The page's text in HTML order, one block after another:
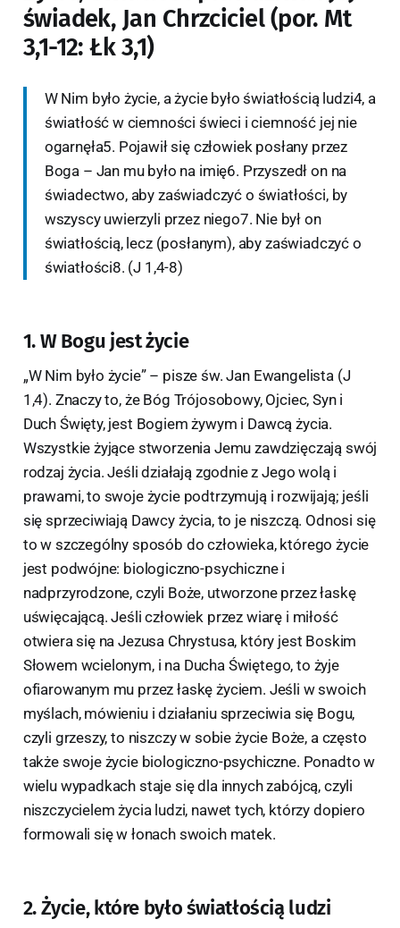
świadek, Jan Chrzciciel (por. Mt
3,1-12: Łk 3,1)
W Nim było życie, a życie było światłością ludzi4, a
światłość w ciemności świeci i ciemność jej nie
ogarnęła5. Pojawił się człowiek posłany przez
Boga – Jan mu było na imię6. Przyszedł on na
świadectwo, aby zaświadczyć o światłości, by
wszyscy uwierzyli przez niego7. Nie był on
światłością, lecz (posłanym), aby zaświadczyć o
światłości8. (J 1,4-8)
1. W Bogu jest życie
„W Nim było życie” – pisze św. Jan Ewangelista (J
1,4). Znaczy to, że Bóg Trójosobowy, Ojciec, Syn i
Duch Święty, jest Bogiem żywym i Dawcą życia.
Wszystkie żyjące stworzenia Jemu zawdzięczają swój
rodzaj życia. Jeśli działają zgodnie z Jego wolą i
prawami, to swoje życie podtrzymują i rozwijają; jeśli
się sprzeciwiają Dawcy życia, to je niszczą. Odnosi się
to w szczególny sposób do człowieka, którego życie
jest podwójne: biologiczno-psychiczne i
nadprzyrodzone, czyli Boże, utworzone przez łaskę
uświęcającą. Jeśli człowiek przez wiarę i miłość
otwiera się na Jezusa Chrystusa, który jest Boskim
Słowem wcielonym, i na Ducha Świętego, to żyje
ofiarowanym mu przez łaskę życiem. Jeśli w swoich
myślach, mówieniu i działaniu sprzeciwia się Bogu,
czyli grzeszy, to niszczy w sobie życie Boże, a często
także swoje życie biologiczno-psychiczne. Ponadto w
wielu wypadkach staje się dla innych zabójcą, czyli
niszczycielem życia ludzi, nawet tych, którzy dopiero
formowali się w łonach swoich matek.
2. Życie, które było światłością ludzi